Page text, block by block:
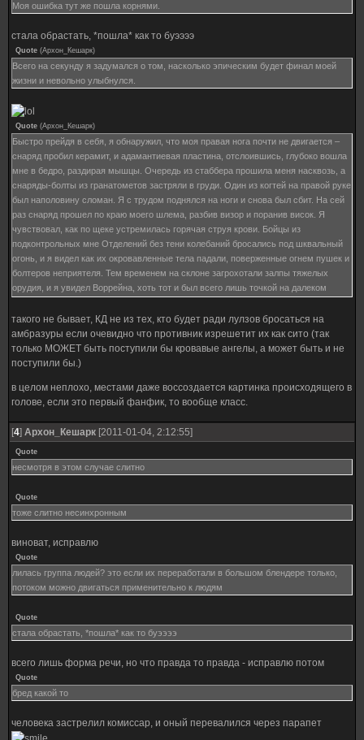
Моя ошибка тут же пошла корнями.
стала обрастать, *пошла* как то буээээ
Quote (Архон_Кешарк)
Всего на секунду я задумался о том, насколько эпическим будет финал моей
жизни и невольно улыбнулся.
Quote (Архон_Кешарк)
Быстро прейдя в себя, я обнаружил, что моя правая нога почти не двигается –
снаряд пробил керамит, и адамантиевая пластина, отслоившись, глубоко вошла
мне в бедро, раздирая мышцы. Очередь из стаббера прошила меня насквозь, а
снаряды-болты из гранатометов застряли в груди. Один из когтей на правой руке
был наполовину сломан. Я с трудом поднялся на ноги и снова был сбит. На сей
раз снаряд прошел по краю моего шлема, разбив визор и поранив висок. Я
чувствовал, как по щеке устремилась горячая струя крови. Бойцы из
подконтрольных мне Отделений без тени колебаний бросались под шквальный
огонь, и я видел как их окровавленные тела падали, поверженные огнем пушек и
болтеров неприятеля. Тем временем на склоне загрохотали залпы тяжелых
орудия, и я увидел Воррейна, хоть тот и был всего лишь точкой на далеком
кромсая его броню и вырывая целые куски переборки. Наконец, я снова
поднялся на ноги, и, превознемогая боль, ринулся вперед, прижимая
мельтабомбу к груди.
такого не бывает, КД не из тех, кто будет ради лулзов бросаться на
амбразуры если очевидно что противник изрешетит их как сито (так
только МОЖЕТ быть поступили бы кровавые ангелы, а может быть и не
поступили бы.)
в целом неплохо, местами даже воссоздается картинка происходящего в
голове, если это первый фанфик, то вообще класс.
[4] Архон_Кешарк [2011-01-04, 2:12:55]
Quote
несмотря в этом случае слитно
Quote
тоже слитно несинхронным
виноват, исправлю
Quote
лилась группа людей? это если их переработали в большом блендере только,
потоком можно двигаться применительно к людям
Quote
стала обрастать, *пошла* как то буээээ
всего лишь форма речи, но что правда то правда - исправлю потом
Quote
бред какой то
человека застрелил комиссар, и оный перевалился через парапет